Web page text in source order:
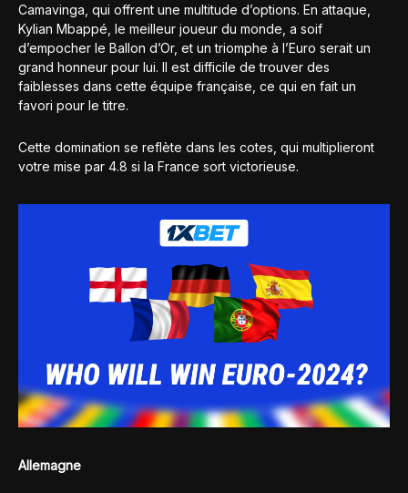
Camavinga, qui offrent une multitude d’options. En attaque,
Kylian Mbappé, le meilleur joueur du monde, a soif
d’empocher le Ballon d’Or, et un triomphe à l’Euro serait un
grand honneur pour lui. Il est difficile de trouver des
faiblesses dans cette équipe française, ce qui en fait un
favori pour le titre.
Cette domination se reflète dans les cotes, qui multiplieront
votre mise par 4.8 si la France sort victorieuse.
Allemagne